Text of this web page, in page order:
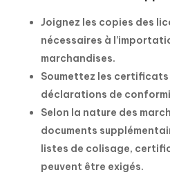
Joignez les copies des
nécessaires à
marchandises.
Soumettez les certificats
déclarations de
Selon la nature des
documents
listes de colisage,
peuvent être exigés.